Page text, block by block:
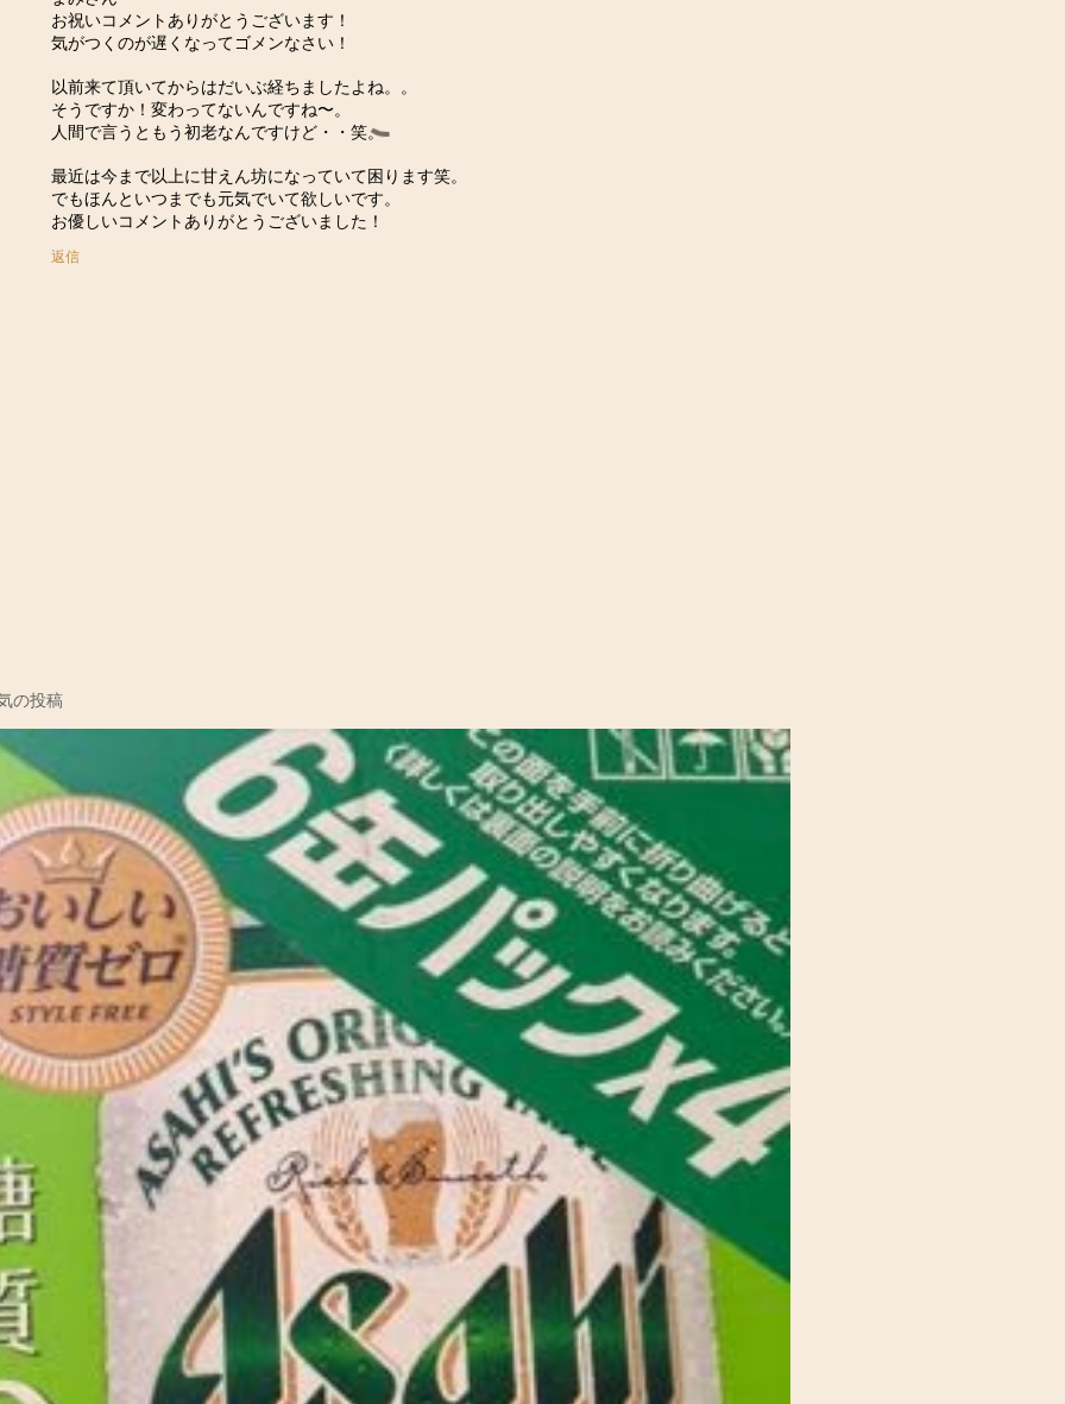
お祝いコメントありがとうございます！
気がつくのが遅くなってゴメンなさい！
以前来て頂いてからはだいぶ経ちましたよね。。
そうですか！変わってないんですね〜。
人間で言うともう初老なんですけど・・笑。
最近は今まで以上に甘えん坊になっていて困ります笑。
でもほんといつまでも元気でいて欲しいです。
お優しいコメントありがとうございました！
返信
の投稿